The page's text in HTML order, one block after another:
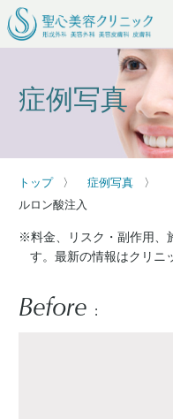
症例写真
トップ 症例写真
ルロン酸注入
※料金、リスク・副作用、
す。最新の情報はクリニ
Before :